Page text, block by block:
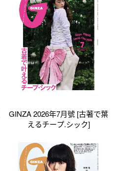
GINZA 2026年7月號 [古著で葉
えるチープ.シック]